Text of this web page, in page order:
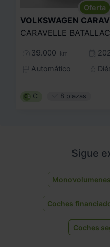
VOLKSWAGEN
39.000 km
Automático
C 8 plazas
Sigue
Monovolumenes
Coches
Coches